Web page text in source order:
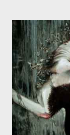
தனது
இன்னும் சில
விட்டபடி இருக்கும்
இருக்கிறார். அவர்
உயிர்மை அவரை
ஜெயமோகன் அந்த
உள்ளார். உங்களை
உண்மையே! ராக்கி